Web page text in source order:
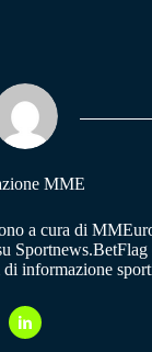
MME
a cura di
Sportnews.BetFlag
informazione